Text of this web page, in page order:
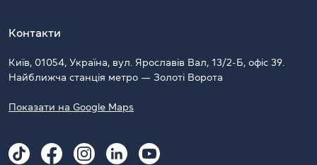
Контакти
Київ, 01054, Україна, вул. Ярославів Вал, 13/2-Б, офіс 39.
Найближча станція метро — Золоті Ворота
Показати на Google Maps